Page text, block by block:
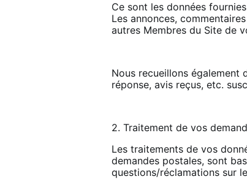
Ce sont les données
Les annonces,
autres Membres du Site de
Nous recueillons
réponse, avis reçus, etc.
2. Traitement de vos
Les traitements de vos
demandes postales, sont
questions/réclamations sur